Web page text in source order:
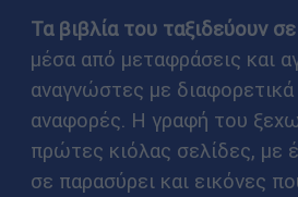
Τα βιβλία του ταξιδεύουν
μέσα από μεταφράσεις και
αναγνώστες με
αναφορές. Η γραφή του
πρώτες κιόλας σελίδες, με
σε παρασύρει και εικόνες